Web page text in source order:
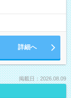
詳細へ
掲載日：2026.08.09